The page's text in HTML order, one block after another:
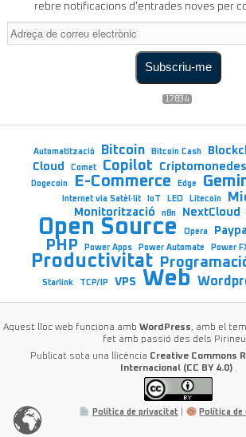
rebre notificacions d'entrades noves per
Adreça
de
Subscriu-me
17834
Automatització Bitcoin Bitcoin Cash
Cloud
Comet Copilot Criptomonedes
Dogecoin
E-Commerce Edge
Internet via Satèl·lit
IoT LEO Litecoin
Monitorització n8n NextCloud
Open Source Opera
PHP Power Apps Power Automate Power
Productivitat
Starlink TCP/IP VPS Web
Aquest lloc web funciona amb WordPress, amb el
fet amb passió des dels
Publicat sota una llicència Creative Commons
Internacional (CC BY 4.0) .
Política de privacitat Política de